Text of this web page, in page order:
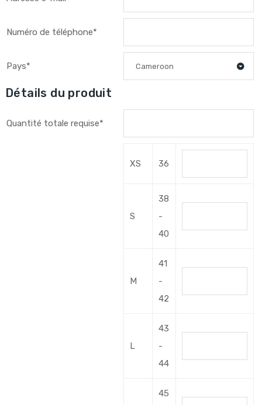
Numéro de téléphone*
Pays* Cameroon
Détails du produit
Quantité totale requise*
XS 36
S
38
-
40
M
41
-
42
L
43
-
44
45